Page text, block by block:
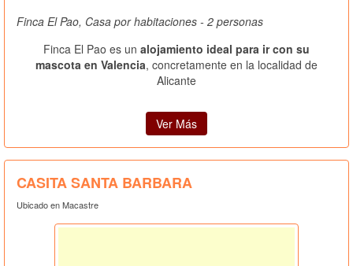
Finca El Pao, Casa por habitaciones - 2 personas
Finca El Pao es un alojamiento ideal para ir con su
mascota en Valencia, concretamente en la localidad de
Alicante
Ver Más
CASITA SANTA BARBARA
Ubicado en Macastre